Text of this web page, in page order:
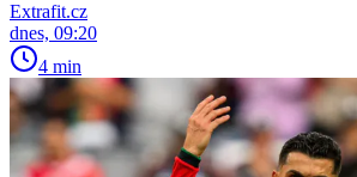
Extrafit.cz
dnes, 09:20
4 min